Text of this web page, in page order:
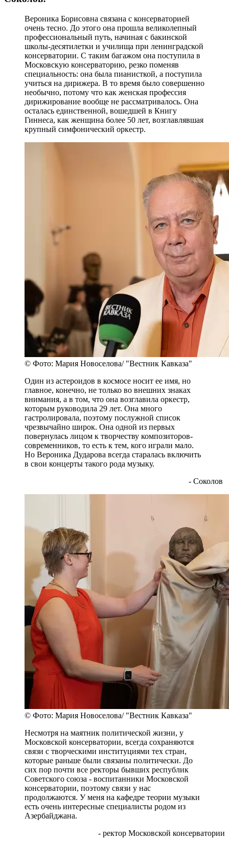
Вероника Борисовна связана с консерваторией
очень тесно. До этого она прошла великолепный
профессиональный путь, начиная с бакинской
школы-десятилетки и училища при ленинградской
консерватории. С таким багажом она поступила в
Московскую консерваторию, резко поменяв
специальность: она была пианисткой, а поступила
учиться на дирижера. В то время было совершенно
необычно, потому что как женская профессия
дирижирование вообще не рассматривалось. Она
осталась единственной, вошедшей в Книгу
Гиннеса, как женщина более 50 лет, возглавлявшая
крупный симфонический оркестр.
© Фото: Мария Новоселова/ "Вестник Кавказа"
Один из астероидов в космосе носит ее имя, но
главное, конечно, не только во внешних знаках
внимания, а в том, что она возглавила оркестр,
которым руководила 29 лет. Она много
гастролировала, поэтому послужной список
чрезвычайно широк. Она одной из первых
повернулась лицом к творчеству композиторов-
современников, то есть к тем, кого играли мало.
Но Вероника Дударова всегда старалась включить
в свои концерты такого рода музыку.
- Соколов
© Фото: Мария Новоселова/ "Вестник Кавказа"
Несмотря на маятник политической жизни, у
Московской консерватории, всегда сохраняются
связи с творческими институциями тех стран,
которые раньше были связаны политически. До
сих пор почти все ректоры бывших республик
Советского союза - воспитанники Московской
консерватории, поэтому связи у нас
продолжаются. У меня на кафедре теории музыки
есть очень интересные специалисты родом из
Азербайджана.
- ректор Московской консерватории